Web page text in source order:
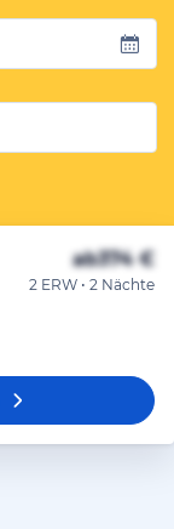
ab374 €
2 ERW • 2 Nächte